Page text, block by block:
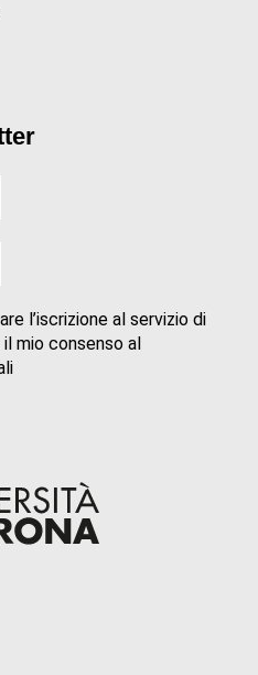
l’iscrizione al servizio di
mio consenso al